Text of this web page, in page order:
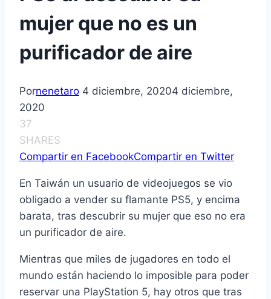
mujer que no es un
purificador de aire
Pornenetaro 4 diciembre, 20204 diciembre,
2020
37
SHARES
Compartir en FacebookCompartir en Twitter
En Taiwán un usuario de videojuegos se vio
obligado a vender su flamante PS5, y encima
barata, tras descubrir su mujer que eso no era
un purificador de aire.
Mientras que miles de jugadores en todo el
mundo están haciendo lo imposible para poder
reservar una PlayStation 5, hay otros que tras